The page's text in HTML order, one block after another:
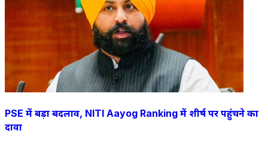
PSE में बड़ा बदलाव, NITI Aayog Ranking में शीर्ष पर पहुंचने का
दावा